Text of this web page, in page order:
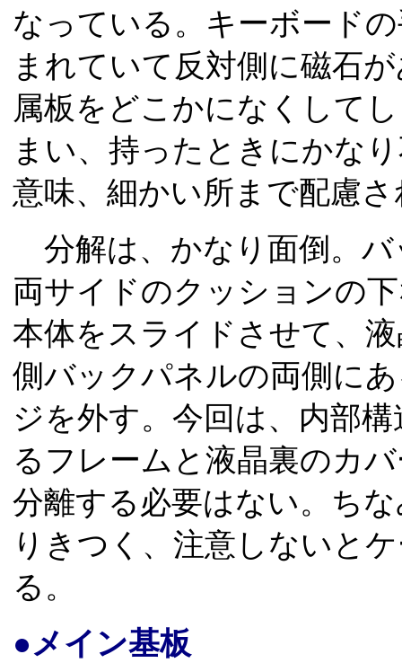
なっている。キーボード
まれていて反対側に磁石
属板をどこかになくして
まい、持ったときにかな
意味、細かい所まで配慮
分解は、かなり面倒。
両サイドのクッションの
本体をスライドさせて、
側バックパネルの両側に
ジを外す。今回は、内部
るフレームと液晶裏のカ
分離する必要はない。ち
りきつく、注意しないと
る。
●メイン基板